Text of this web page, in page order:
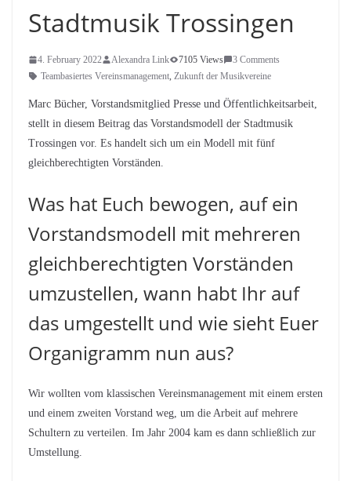
Stadtmusik Trossingen
4. February 2022 Alexandra Link 7105 Views
3 Comments
Teambasiertes Vereinsmanagement, Zukunft der Musikvereine
Marc Bücher, Vorstandsmitglied Presse und Öffentlichkeitsarbeit,
stellt in diesem Beitrag das Vorstandsmodell der Stadtmusik
Trossingen vor. Es handelt sich um ein Modell mit fünf
gleichberechtigten Vorständen.
Was hat Euch bewogen, auf ein
Vorstandsmodell mit mehreren
gleichberechtigten Vorständen
umzustellen, wann habt Ihr auf
das umgestellt und wie sieht Euer
Organigramm nun aus?
Wir wollten vom klassischen Vereinsmanagement mit einem ersten
und einem zweiten Vorstand weg, um die Arbeit auf mehrere
Schultern zu verteilen. Im Jahr 2004 kam es dann schließlich zur
Umstellung.